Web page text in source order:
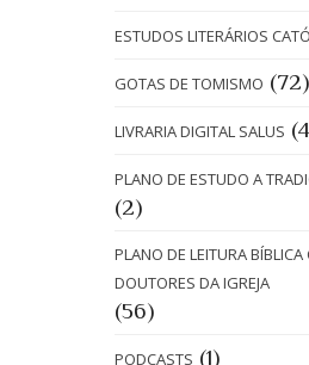
ESTUDOS LITERÁRIOS
GOTAS DE TOMISMO (72)
LIVRARIA DIGITAL SALUS
PLANO DE ESTUDO A
(2)
PLANO DE LEITURA
DOUTORES DA IGREJA
(56)
PODCASTS (1)